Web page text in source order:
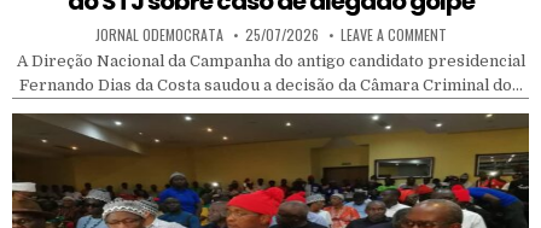
AUTHOR:
JORNAL ODEMOCRATA PUBLISHED DATE:
25/07/2026 LEAVE A COMMENTON FERNANDO
A Direção Nacional da Campanha do antigo candidato presidencial
Fernando Dias da Costa saudou a decisão da Câmara Criminal do…